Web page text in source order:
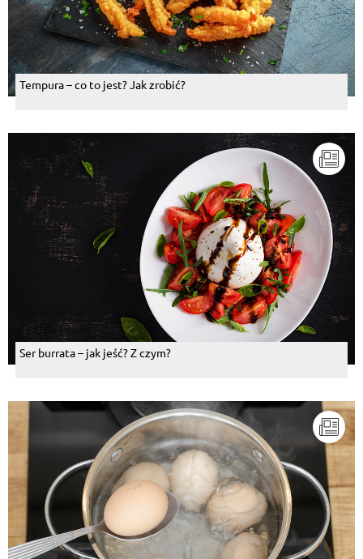
Tempura – co to jest? Jak zrobić?
Ser burrata – jak jeść? Z czym?